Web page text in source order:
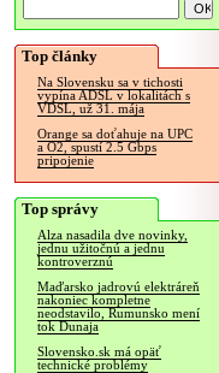
Top články
Na Slovensku sa v tichosti
vypína ADSL v lokalitách s
VDSL, už 31. mája
Orange sa doťahuje na UPC
a O2, spustí 2.5 Gbps
pripojenie
Top správy
Alza nasadila dve novinky,
jednu užitočnú a jednu
kontroverznú
Maďarsko jadrovú elektráreň
nakoniec kompletne
neodstavilo, Rumunsko mení
tok Dunaja
Slovensko.sk má opäť
technické problémy